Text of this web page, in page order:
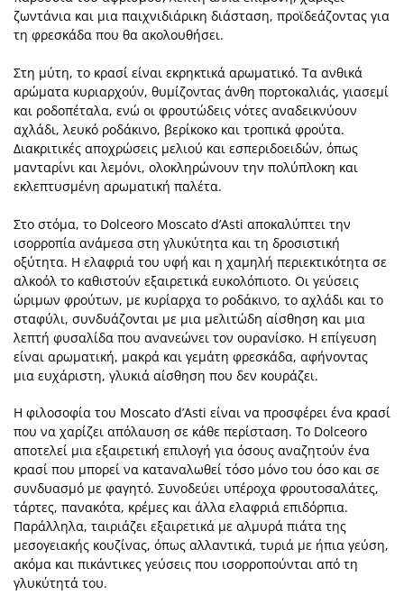
ζωντάνια και μια παιχνιδιάρικη διάσταση, προϊδεάζοντας για
τη φρεσκάδα που θα ακολουθήσει.
Στη μύτη, το κρασί είναι εκρηκτικά αρωματικό. Τα ανθικά
αρώματα κυριαρχούν, θυμίζοντας άνθη πορτοκαλιάς, γιασεμί
και ροδοπέταλα, ενώ οι φρουτώδεις νότες αναδεικνύουν
αχλάδι, λευκό ροδάκινο, βερίκοκο και τροπικά φρούτα.
Διακριτικές αποχρώσεις μελιού και εσπεριδοειδών, όπως
μανταρίνι και λεμόνι, ολοκληρώνουν την πολύπλοκη και
εκλεπτυσμένη αρωματική παλέτα.
Στο στόμα, το Dolceoro Moscato d’Asti αποκαλύπτει την
ισορροπία ανάμεσα στη γλυκύτητα και τη δροσιστική
οξύτητα. Η ελαφριά του υφή και η χαμηλή περιεκτικότητα σε
αλκοόλ το καθιστούν εξαιρετικά ευκολόπιοτο. Οι γεύσεις
ώριμων φρούτων, με κυρίαρχα το ροδάκινο, το αχλάδι και το
σταφύλι, συνδυάζονται με μια μελιτώδη αίσθηση και μια
λεπτή φυσαλίδα που ανανεώνει τον ουρανίσκο. Η επίγευση
είναι αρωματική, μακρά και γεμάτη φρεσκάδα, αφήνοντας
μια ευχάριστη, γλυκιά αίσθηση που δεν κουράζει.
Η φιλοσοφία του Moscato d’Asti είναι να προσφέρει ένα κρασί
που να χαρίζει απόλαυση σε κάθε περίσταση. Το Dolceoro
αποτελεί μια εξαιρετική επιλογή για όσους αναζητούν ένα
κρασί που μπορεί να καταναλωθεί τόσο μόνο του όσο και σε
συνδυασμό με φαγητό. Συνοδεύει υπέροχα φρουτοσαλάτες,
τάρτες, πανακότα, κρέμες και άλλα ελαφριά επιδόρπια.
Παράλληλα, ταιριάζει εξαιρετικά με αλμυρά πιάτα της
μεσογειακής κουζίνας, όπως αλλαντικά, τυριά με ήπια γεύση,
ακόμα και πικάντικες γεύσεις που ισορροπούνται από τη
γλυκύτητά του.